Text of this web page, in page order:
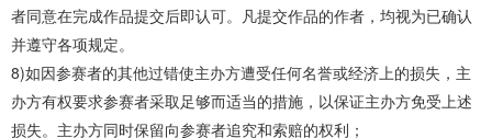
者同意在完成作品提交后即认可。凡提交作品的作者，均视为已确认
并遵守各项规定。
8)如因参赛者的其他过错使主办方遭受任何名誉或经济上的损失，主
办方有权要求参赛者采取足够而适当的措施，以保证主办方免受上述
损失。主办方同时保留向参赛者追究和索赔的权利；